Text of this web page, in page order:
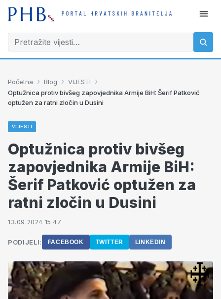
Početna › Blog › VIJESTI ›
Optužnica protiv bivšeg zapovjednika Armije BiH: Šerif Patković
optužen za ratni zločin u Dusini
VIJESTI
Optužnica protiv bivšeg
zapovjednika Armije BiH:
Šerif Patković optužen za
ratni zločin u Dusini
13.09.2024 15:47
PODIJELI: FACEBOOK TWITTER LINKEDIN